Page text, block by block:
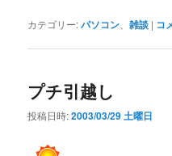
カテゴリー:パソコン 、雑談 | コ
プチ引越し
投稿日時:2003/03/29 土曜日